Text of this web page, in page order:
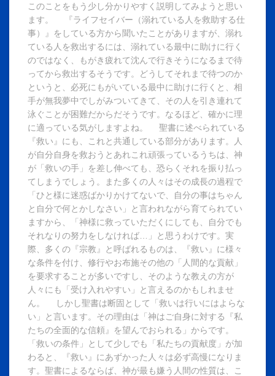
このことをもう少し分かりやすく説明してみようと思い
ます。 『ライフセイバー（溺れている人を救助する仕
事）』をしている方から聞いたことがありますが、溺れ
ている人を救出するには、溺れている最中に助けに行く
のではなく、もがき疲れて沈んで行きそうになるまで待
ってから救出するそうです。どうしてそれまで待つのか
というと、必死にもがいている最中に助けに行くと、相
手が無我夢中でしがみついてきて、その人を引き連れて
泳ぐことが困難だからだそうです。なるほど、確かに理
に適っている気がしますよね。 聖書に述べられている
『救い』にも、これと共通している部分があります。人
が自分自身を救おうとあれこれ頑張っているうちは、神
が「救いの手」を差し伸べても、恐らくそれを振り払っ
てしまうでしょう。また多くの人々はその成長の過程で
「ひと様に迷惑ばかりかけてないで、自分の事はちゃん
と自分で何とかしなさい」と言われながら育てられてい
ますから、「神様に救っていただくにしても、自分でも
それなりの努力をしなければ…」と思うわけです。実
際、多くの『宗教』と呼ばれるものは、『救い』に様々
な条件を付け、修行やお布施その他の「人間的な貢献」
を要求することが多いですし、そのような教えの方が
人々にも「受け入れやすい」と言えるのかもしれませ
ん。 しかし聖書は断固として「救いは行いにはよらな
い」と言います。その理由は「神はご自身に対する『私
たちの全面的な信頼』を望んでおられる」からです。
「救いの条件」として少しでも「私たちの貢献度」が加
わると、『救い』にあずかった人々は必ず高慢になりま
す。聖書によるならば、神が最も嫌う人間の性質は、こ